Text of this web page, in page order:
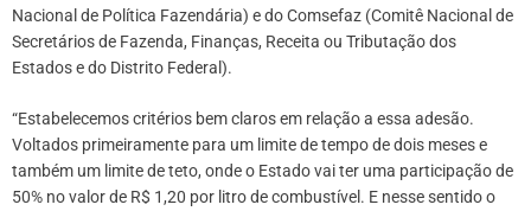
Nacional de Política Fazendária) e do Comsefaz (Comitê Nacional de
Secretários de Fazenda, Finanças, Receita ou Tributação dos
Estados e do Distrito Federal).
“Estabelecemos critérios bem claros em relação a essa adesão.
Voltados primeiramente para um limite de tempo de dois meses e
também um limite de teto, onde o Estado vai ter uma participação de
50% no valor de R$ 1,20 por litro de combustível. E nesse sentido o